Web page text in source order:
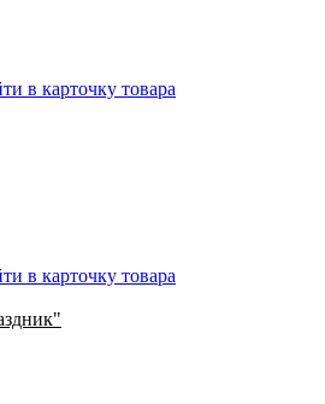
в карточку товара
в карточку товара